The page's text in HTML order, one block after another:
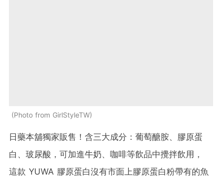
Photo from GirlStyleTW
日藥本舖獨家販售！含三大成分：葡萄醣胺、膠原蛋
白、玻尿酸，可加進牛奶、咖啡等飲品中攪拌飲用，
這款 YUWA 膠原蛋白沒有市面上膠原蛋白粉帶有的魚